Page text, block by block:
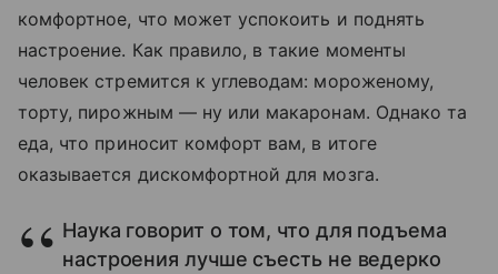
комфортное, что может успокоить и поднять
настроение. Как правило, в такие моменты
человек стремится к углеводам: мороженому,
торту, пирожным — ну или макаронам. Однако та
еда, что приносит комфорт вам, в итоге
оказывается дискомфортной для мозга.
Наука говорит о том, что для подъема
настроения лучше съесть не ведерко